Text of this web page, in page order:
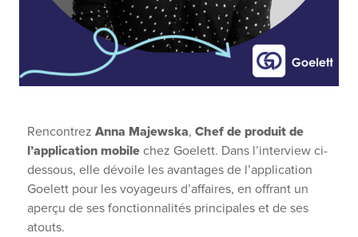
Rencontrez Anna Majewska, Chef de produit de
l’application mobile chez Goelett. Dans l’interview ci-
dessous, elle dévoile les avantages de l’application
Goelett pour les voyageurs d’affaires, en offrant un
aperçu de ses fonctionnalités principales et de ses
atouts.